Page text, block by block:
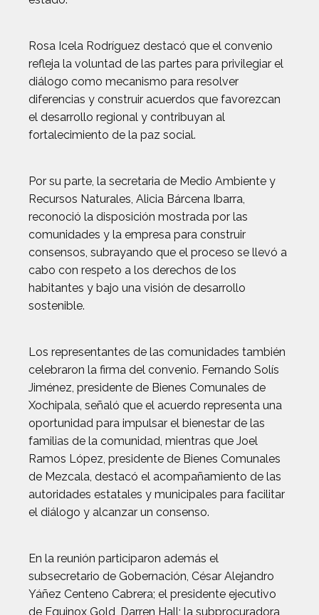
Rosa Icela Rodríguez destacó que el convenio
refleja la voluntad de las partes para privilegiar el
diálogo como mecanismo para resolver
diferencias y construir acuerdos que favorezcan
el desarrollo regional y contribuyan al
fortalecimiento de la paz social.
Por su parte, la secretaria de Medio Ambiente y
Recursos Naturales, Alicia Bárcena Ibarra,
reconoció la disposición mostrada por las
comunidades y la empresa para construir
consensos, subrayando que el proceso se llevó a
cabo con respeto a los derechos de los
habitantes y bajo una visión de desarrollo
sostenible.
Los representantes de las comunidades también
celebraron la firma del convenio. Fernando Solís
Jiménez, presidente de Bienes Comunales de
Xochipala, señaló que el acuerdo representa una
oportunidad para impulsar el bienestar de las
familias de la comunidad, mientras que Joel
Ramos López, presidente de Bienes Comunales
de Mezcala, destacó el acompañamiento de las
autoridades estatales y municipales para facilitar
el diálogo y alcanzar un consenso.
En la reunión participaron además el
subsecretario de Gobernación, César Alejandro
Yáñez Centeno Cabrera; el presidente ejecutivo
de Equinox Gold, Darren Hall; la subprocuradora